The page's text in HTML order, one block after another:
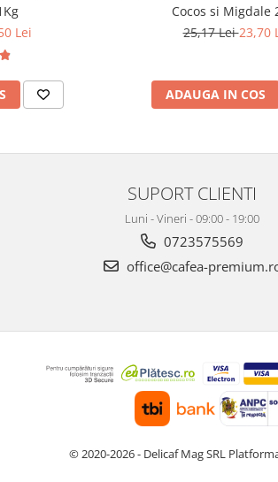
Lei
Cocos si Migdale
25,17 Lei23,70
ADAUGA IN COS
SUPORT CLIENTI
Luni - Vineri - 09:00 - 19:00
0723575569
office@cafea-
© 2020-2026 - Delicaf Mag SRL